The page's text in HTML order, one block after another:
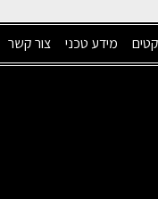
מידע טכני צור קשר